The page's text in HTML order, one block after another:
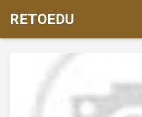
RETOEDU